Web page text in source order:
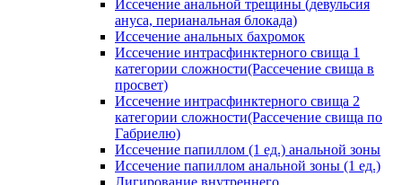
Иссечение анальной трещины (девульсия
ануса, перианальная блокада)
Иссечение анальных бахромок
Иссечение интрасфинктерного свища 1
категории сложности(Рассечение свища в
просвет)
Иссечение интрасфинктерного свища 2
категории сложности(Рассечение свища по
Габриелю)
Иссечение папиллом (1 ед.) анальной зоны
Иссечение папиллом анальной зоны (1 ед.)
Лигирование внутреннего